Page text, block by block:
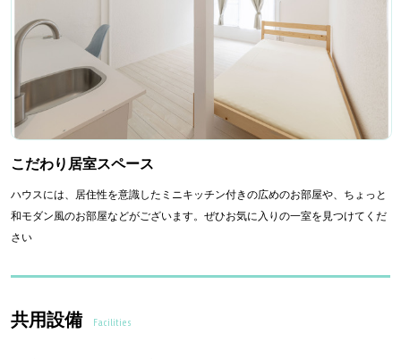
こだわり居室スペース
ハウスには、居住性を意識したミニキッチン付きの広めのお部屋や、ちょっと
和モダン風のお部屋などがございます。ぜひお気に入りの一室を見つけてくだ
さい
共用設備 Facilities